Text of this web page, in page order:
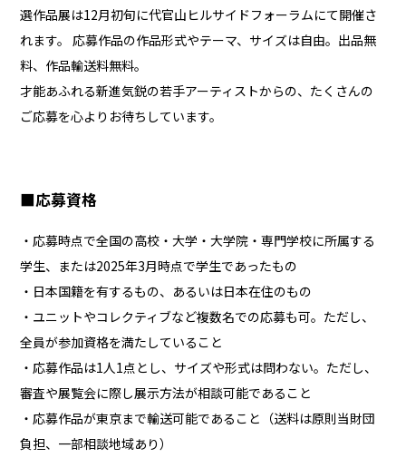
選作品展は12月初旬に代官山ヒルサイドフォーラムにて開催さ
れます。 応募作品の作品形式やテーマ、サイズは自由。出品無
料、作品輸送料無料。
才能あふれる新進気鋭の若手アーティストからの、たくさんの
ご応募を心よりお待ちしています。
■応募資格
・応募時点で全国の高校・大学・大学院・専門学校に所属する
学生、または2025年3月時点で学生であったもの
・日本国籍を有するもの、あるいは日本在住のもの
・ユニットやコレクティブなど複数名での応募も可。ただし、
全員が参加資格を満たしていること
・応募作品は1人1点とし、サイズや形式は問わない。ただし、
審査や展覧会に際し展示方法が相談可能であること
・応募作品が東京まで輸送可能であること（送料は原則当財団
負担、一部相談地域あり）